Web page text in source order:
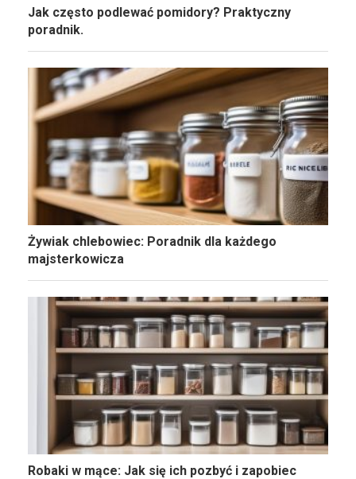
Jak często podlewać pomidory? Praktyczny
poradnik.
Żywiak chlebowiec: Poradnik dla każdego
majsterkowicza
Robaki w mące: Jak się ich pozbyć i zapobiec